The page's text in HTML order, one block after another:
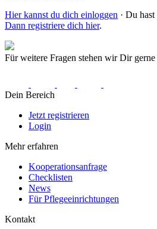
Hier kannst du dich einloggen · Du
Dann registriere dich hier.
Für weitere Fragen stehen wir Dir
Dein Bereich
Jetzt registrieren
Login
Mehr erfahren
Kooperationsanfrage
Checklisten
News
Für Pflegeeinrichtungen
Kontakt